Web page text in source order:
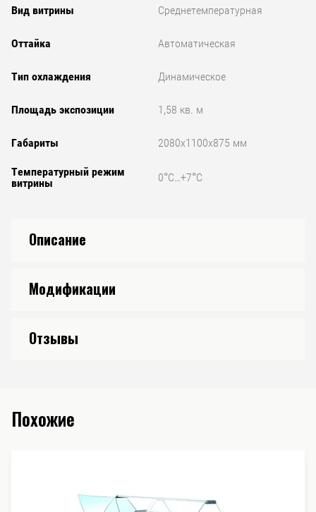
Вид витрины Среднетемпературная
Оттайка Автоматическая
Тип охлаждения Динамическое
Площадь экспозиции 1,58 кв. м
Габариты 2080x1100x875 мм
Температурный режим
витрины
0°С…+7°С
Описание
Модификации
Отзывы
Похожие